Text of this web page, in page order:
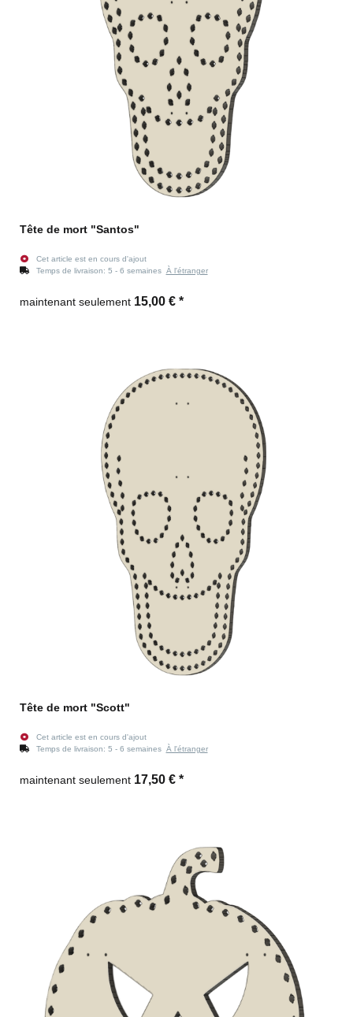
Tête de mort "Santos"
Cet article est en cours d'ajout
Temps de livraison: 5 - 6 semaines À l'étranger
maintenant seulement 15,00 € *
Tête de mort "Scott"
Cet article est en cours d'ajout
Temps de livraison: 5 - 6 semaines À l'étranger
maintenant seulement 17,50 € *